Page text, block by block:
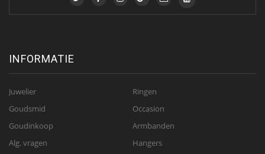
INFORMATIE
Juwelier
Goudsmid
Goudinkoop
Alg. vragen
Ringen
Occasion
Armbanden
Hangers